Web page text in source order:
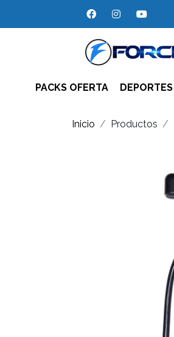
PACKS OFERTA DEPORTES
Inicio Productos